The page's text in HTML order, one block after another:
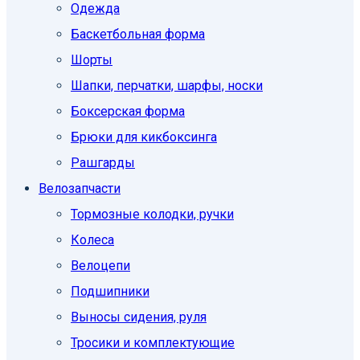
Одежда
Баскетбольная форма
Шорты
Шапки, перчатки, шарфы, носки
Боксерская форма
Брюки для кикбоксинга
Рашгарды
Велозапчасти
Тормозные колодки, ручки
Колеса
Велоцепи
Подшипники
Выносы сидения, руля
Тросики и комплектующие